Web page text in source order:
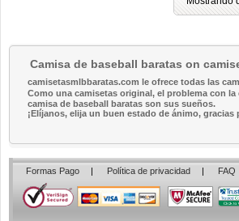
Camisa de baseball baratas on
camisetasmlbbaratas.com le ofrece todas las
Como una camisetas original, el problema con
camisa de baseball baratas son sus sueños.
¡Elíjanos, elija un buen estado de ánimo, gracias
Formas Pago | Política de privacidad | FAQ